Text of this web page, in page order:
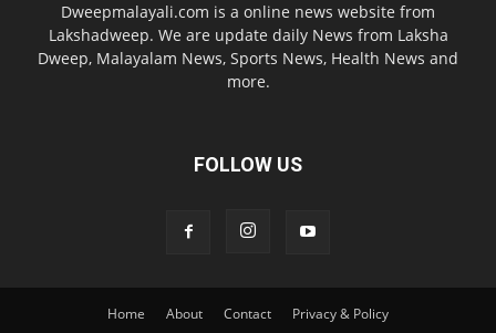
Dweepmalayali.com is a online news website from
Lakshadweep. We are update daily News from Laksha
Dweep, Malayalam News, Sports News, Health News and
more.
FOLLOW US
Home About Contact Privacy & Policy